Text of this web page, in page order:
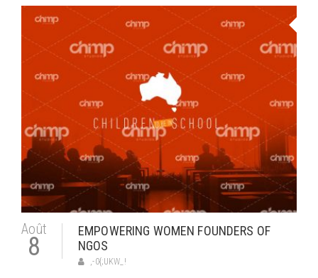
Août
8
EMPOWERING WOMEN FOUNDERS OF
NGOS
,-0{;UKW_!